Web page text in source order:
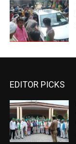
EDITOR PICKS